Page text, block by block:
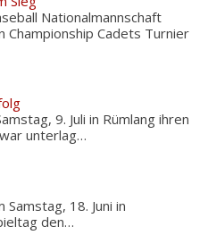
Nationalmannschaft
Championship Cadets Turnier
9. Juli in Rümlang ihren
unterlag…
18. Juni in
den…